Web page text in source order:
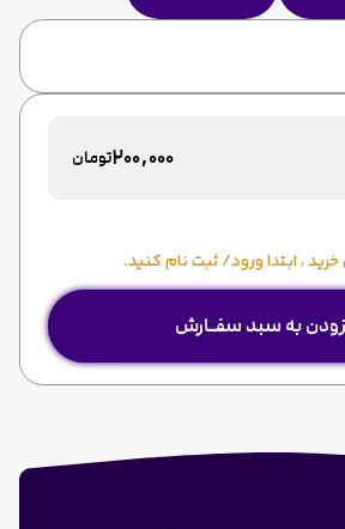
200,000تومان
خرید ، ابتدا ورود/ ثبت نام کنید.
به سبد سفـارش